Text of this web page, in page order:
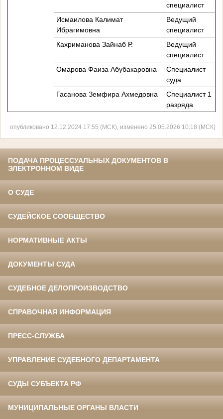
специалист
Исмаилова Калимат
Ибрагимовна
Ведущий
специалист
Кахриманова Зайнаб Р.
Ведущий
специалист
Омарова Фаиза Абубакаровна
Специалист
суда
Гасанова Земфира Ахмедовна
Специалист 1
разряда
опубликовано 12.12.2024 17:55 (МСК), изменено 25.05.2026 10:18 (МСК)
ПОДАЧА ПРОЦЕССУАЛЬНЫХ ДОКУМЕНТОВ В
ЭЛЕКТРОННОМ ВИДЕ
О СУДЕ
СУДЕЙСКОЕ СООБЩЕСТВО
НОРМАТИВНЫЕ АКТЫ
ДОКУМЕНТЫ СУДА
СУДЕБНОЕ ДЕЛОПРОИЗВОДСТВО
СПРАВОЧНАЯ ИНФОРМАЦИЯ
ПРЕСС-СЛУЖБА
УПРАВЛЕНИЕ СУДЕБНОГО ДЕПАРТАМЕНТА
СУДЫ СУБЪЕКТА РФ
МУНИЦИПАЛЬНЫЕ ОРГАНЫ ВЛАСТИ